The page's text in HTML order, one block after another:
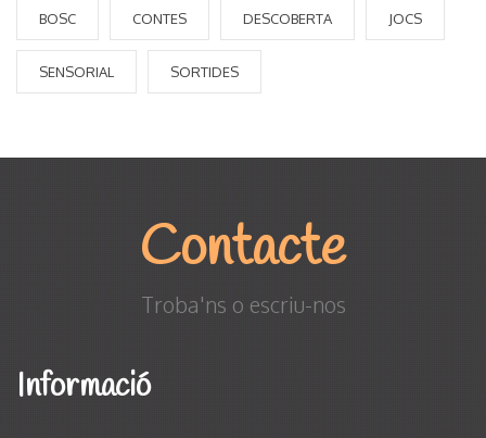
BOSC CONTES DESCOBERTA JOCS
SENSORIAL SORTIDES
Contacte
Troba'ns o escriu-nos
Informació